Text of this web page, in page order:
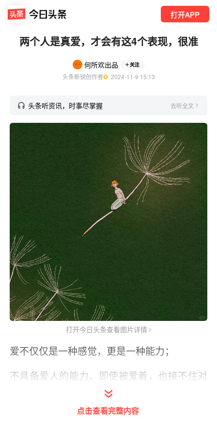
打开APP
两个人是真爱，才会有这4个表现，很准
何所欢出品 关注
头条新锐创作者
  2024-11-9 15:13
头条听资讯，时事尽掌握 去听全文
打开今日头条查看图片详情
爱不仅仅是一种感觉，更是一种能力；
不具备爱人的能力，即使被爱着，也接不住对
方给予的热烈与笃定；
好的关系，永远不是单向的付出，而是双向的
点击查看完整内容